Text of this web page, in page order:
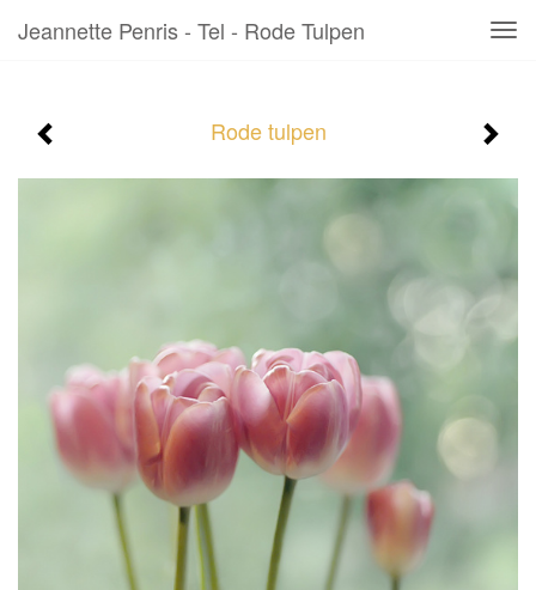
Jeannette Penris - Tel - Rode Tulpen
Rode tulpen